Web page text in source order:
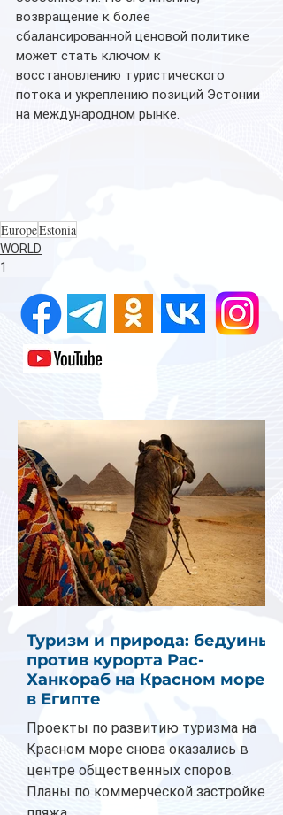
возвращение к более
сбалансированной ценовой политике
может стать ключом к
восстановлению туристического
потока и укреплению позиций Эстонии
на международном рынке.
EuropeEstonia
WORLD
1
Туризм и природа: бедуины
против курорта Рас-
Ханкораб на Красном море
в Египте
Проекты по развитию туризма на
Красном море снова оказались в
центре общественных споров.
Планы по коммерческой застройке